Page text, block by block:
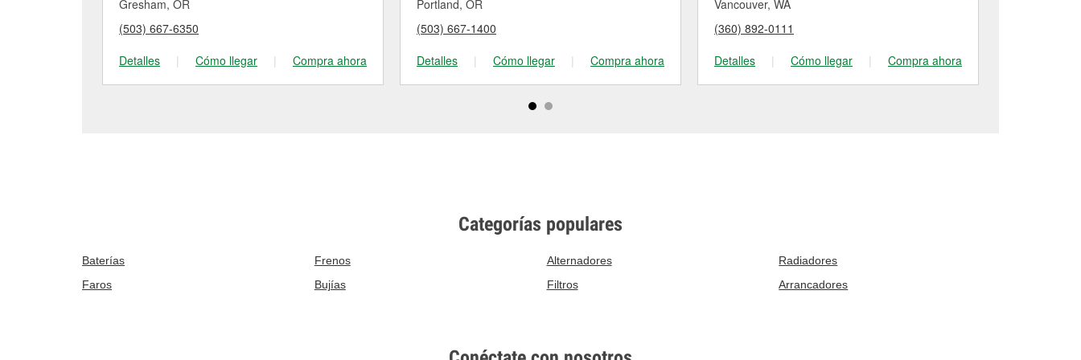
Gresham, OR
(503) 667-6350
Detalles
| Cómo llegar | Compra ahora
Portland, OR
(503) 667-1400
Detalles
| Cómo llegar | Compra ahora
Vancouver, WA
(360) 892-0111
Detalles
| Cómo llegar | Compra ahora
Categorías populares
Baterías Frenos Alternadores
Radiadores
Faros
Bujías Filtros Arrancadores